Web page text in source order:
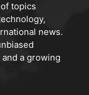
topics
news.
a growing